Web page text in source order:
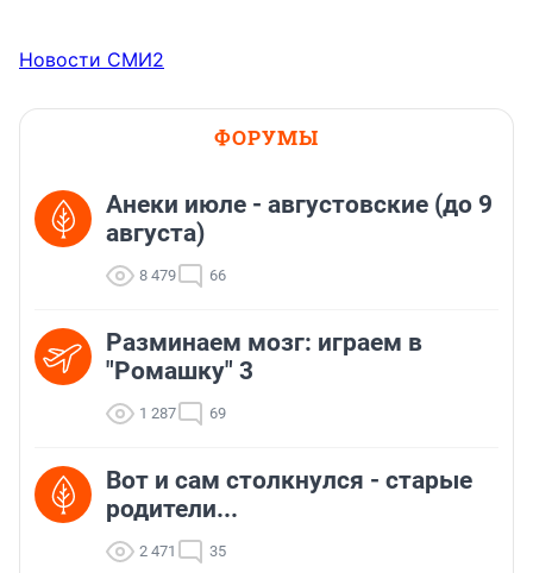
Новости СМИ2
ФОРУМЫ
Анеки июле - августовские (до 9
августа)
8 479 66
Разминаем мозг: играем в
"Ромашку" 3
1 287 69
Вот и сам столкнулся - старые
родители...
2 471 35